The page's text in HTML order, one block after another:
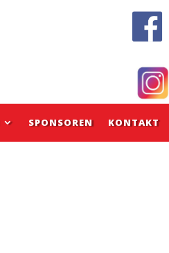
SPONSOREN KONTAKT